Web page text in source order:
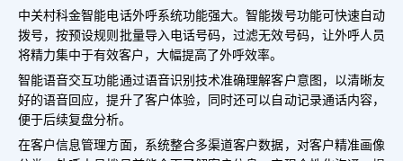
中关村科金智能电话外呼系统功能强大。智能拨号功能可快速自动
拨号，按预设规则批量导入电话号码，过滤无效号码，让外呼人员
将精力集中于有效客户，大幅提高了外呼效率。
智能语音交互功能通过语音识别技术准确理解客户意图，以清晰友
好的语音回应，提升了客户体验，同时还可以自动记录通话内容，
便于后续复盘分析。
在客户信息管理方面，系统整合多渠道客户数据，对客户精准画像